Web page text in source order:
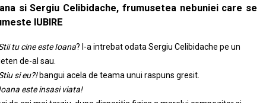
si Sergiu Celibidache, frumusetea nebuniei care se
IUBIRE
tu cine este Ioana? l-a intrebat odata Sergiu Celibidache pe un
de-al sau.
si eu?!bangui acela de teama unui raspuns gresit.
este insasi viata!